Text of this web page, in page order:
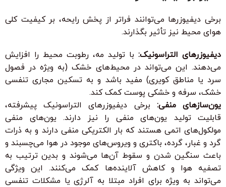
برخی دیفیوزرها می‌توانند فراتر از پخش رایحه، بر کیفیت کلی
هوای محیط نیز تأثیر بگذارند.
دیفیوزرهای التراسونیک: با تولید مه، رطوبت محیط را افزایش
می‌دهند. این می‌تواند در محیط‌های خشک (به ویژه در فصول
سرد یا مناطق کویری) مفید باشد و به تسکین مجاری تنفسی
خشک، سرفه و خشکی پوست کمک کند.
یون‌سازهای منفی: برخی دیفیوزرهای التراسونیک پیشرفته،
قابلیت تولید یون‌های منفی را نیز دارند. یون‌های منفی
مولکول‌های اتمی هستند که بار الکتریکی منفی دارند و به ذرات
گرد و غبار، گرده، باکتری و ویروس‌های موجود در هوا می‌چسبند و
باعث سنگین شدن و سقوط آن‌ها می‌شوند و بدین ترتیب به
تصفیه هوا و کاهش آلاینده‌ها کمک می‌کنند. این ویژگی
می‌تواند به ویژه برای افراد مبتلا به آلرژی یا مشکلات تنفسی